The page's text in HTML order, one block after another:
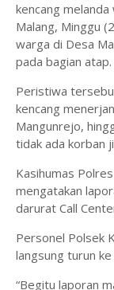
kencang
Malang, Minggu
warga di Desa
pada bagian atap.
Peristiwa
kencang
Mangunrejo,
tidak ada korban
Kasihumas
mengatakan
darurat Call
Personel Polsek
langsung turun
“Begitu laporan